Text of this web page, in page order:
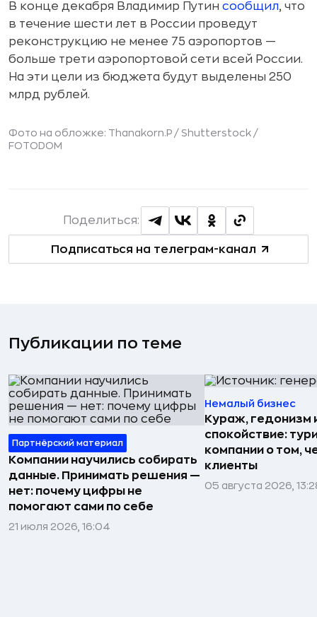
В конце декабря Владимир Путин сообщил, что
в течение шести лет в России проведут
реконструкцию не менее 75 аэропортов —
больше трети аэропортовой сети всей России.
На эти цели из бюджета будут выделены 250
млрд рублей.
Фото на обложке: Thanakorn.P / Shutterstock /
FOTODOM
Подписаться на телеграм-канал
Поделиться:
Публикации по теме
Партнёрский материал
Компании научились собирать
данные. Принимать решения —
нет: почему цифры не
помогают сами по себе
21 июля 2026, 16:04
Немалый бизнес
Кураж, гедонизм
спокойствие:
компании о том,
клиенты
05 августа 2026,